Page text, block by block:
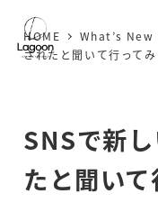
Skip
toHOME What’s New
されたと聞いて行ってみ
SNSで新
たと聞いて